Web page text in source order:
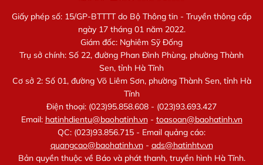
Giấy phép số: 15/GP-BTTTT do Bộ Thông tin - Truyền thông cấp
ngày 17 tháng 01 năm 2022.
Giám đốc: Nghiêm Sỹ Đống
Trụ sở chính: Số 22, đường Phan Đình Phùng, phường Thành
Sen, tỉnh Hà Tĩnh
Cơ sở 2: Số 01, đường Võ Liêm Sơn, phường Thành Sen, tỉnh Hà
Tĩnh
Điện thoại: (023)95.858.608 - (023)93.693.427
Email: hatinhdientu@baohatinh.vn- toasoan@baohatinh.vn
QC: (023)93.856.715 - Email quảng cáo:
quangcao@baohatinh.vn- ads@hatinhtv.vn
Bản quyền thuộc về Báo và phát thanh, truyền hình Hà Tĩnh.